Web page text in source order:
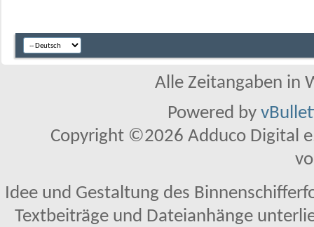
Alle Zeitangaben in
Powered by
Copyright ©2026 Adduco Digital
Idee und Gestaltung des
Textbeiträge und Dateianhänge